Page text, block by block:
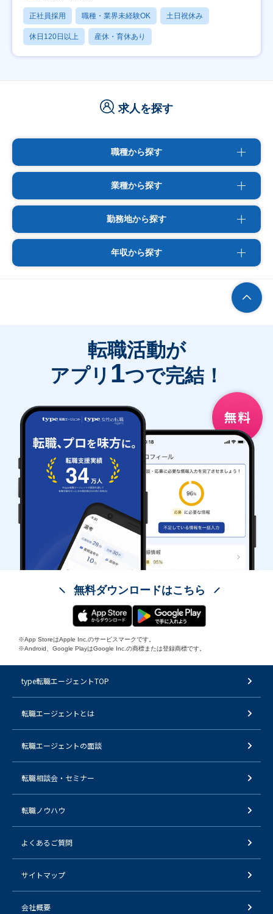
正社員採用 職種・業界未経験OK 土日祝休み
休日120日以上 産休・育休あり
求人を探す
職種から探す
業種から探す
勤務地から探す
年収から探す
転職活動が
アプリ 1つで完結！
無料ダウンロードはこちら
※App StoreはApple Inc.のサービスマークです。
※Android、Google PlayはGoogle Inc.の商標または登録商標です。
type転職エージェントTOP
転職エージェントとは
転職エージェントの面談
転職相談会・セミナー
転職ノウハウ
よくあるご質問
サイトマップ
会社概要